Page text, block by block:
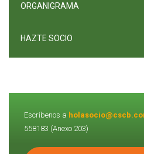
ORGANIGRAMA
HAZTE SOCIO
Escríbenos a
558183 (Anexo 203)